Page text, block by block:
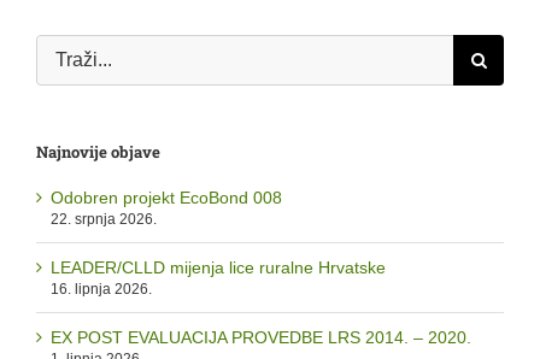
Traži...
Najnovije objave
Odobren projekt EcoBond 008
22. srpnja 2026.
LEADER/CLLD mijenja lice ruralne Hrvatske
16. lipnja 2026.
EX POST EVALUACIJA PROVEDBE LRS 2014. – 2020.